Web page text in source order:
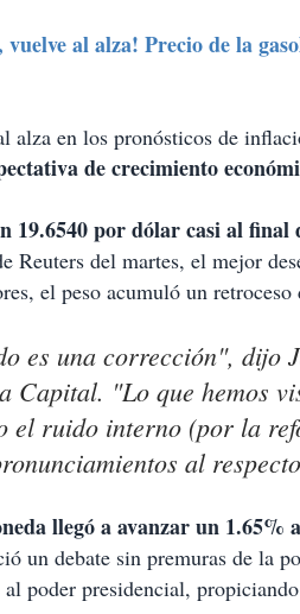
vuelve al alza! Precio de la
alza en los pronósticos de
de crecimiento
19.6540 por dólar casi al final
Reuters del martes, el mejor
el peso acumuló un retroceso
es una corrección", dijo
Capital. "Lo que hemos
el ruido interno (por la
al
llegó a avanzar un 1.65%
un debate sin premuras de la
poder presidencial,